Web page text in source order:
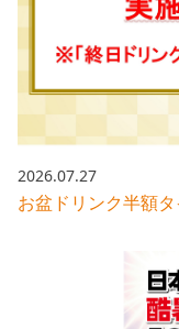
2026.07.27
お盆ドリンク半額